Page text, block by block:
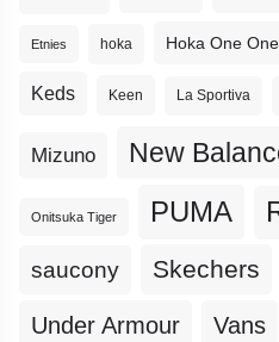
Etnies hoka Hoka One One
Keds Keen La Sportiva
Mizuno New
Onitsuka Tiger PUMA
saucony Skechers
Under Armour Vans